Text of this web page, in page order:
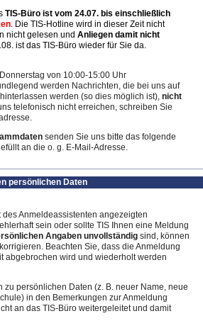
TIS-Büro ist vom 24.07. bis einschließlich
. Die TIS-Hotline wird in dieser Zeit nicht
nicht gelesen und Anliegen damit nicht
ist das TIS-Büro wieder für Sie da.
von 10:00-15:00 Uhr
werden Nachrichten, die bei uns auf
werden (so dies möglich ist), nicht
telefonisch nicht erreichen, schreiben Sie
senden Sie uns bitte das folgende
an die o. g. E-Mail-Adresse.
persönlichen Daten
Anmeldeassistenten angezeigten
sein oder sollte TIS Ihnen eine Meldung
Angaben unvollständig sind, können
Beachten Sie, dass die Anmeldung
abgebrochen wird und wiederholt werden
zu persönlichen Daten (z. B. neuer Name, neue
in den Bemerkungen zur Anmeldung
an das TIS-Büro weitergeleitet und damit